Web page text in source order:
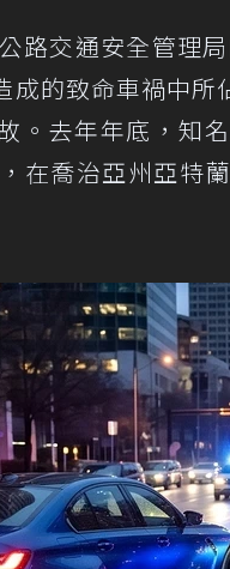
路交通安全管理
成的致命車禍中
。去年年底，知
在喬治亞州亞特